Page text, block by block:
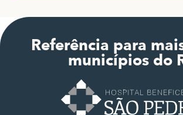
Referência para
municípios do